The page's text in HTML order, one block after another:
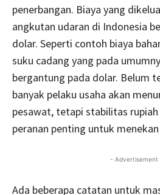
penerbangan. Biaya yang
angkutan udaran di Indonesia
dolar. Seperti contoh biaya
suku cadang yang pada
bergantung pada dolar. Belum
banyak pelaku usaha akan
pesawat, tetapi stabilitas
peranan penting untuk
- Advertisement
Ada beberapa catatan untuk